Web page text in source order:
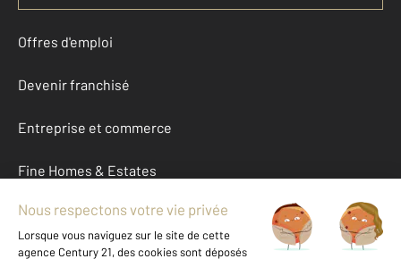
Offres d'emploi
Devenir franchisé
Entreprise et commerce
Fine Homes & Estates
À propos